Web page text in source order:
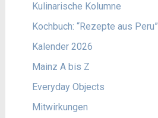
Kulinarische Kolumne
Kochbuch: “Rezepte aus Peru”
Kalender 2026
Mainz A bis Z
Everyday Objects
Mitwirkungen